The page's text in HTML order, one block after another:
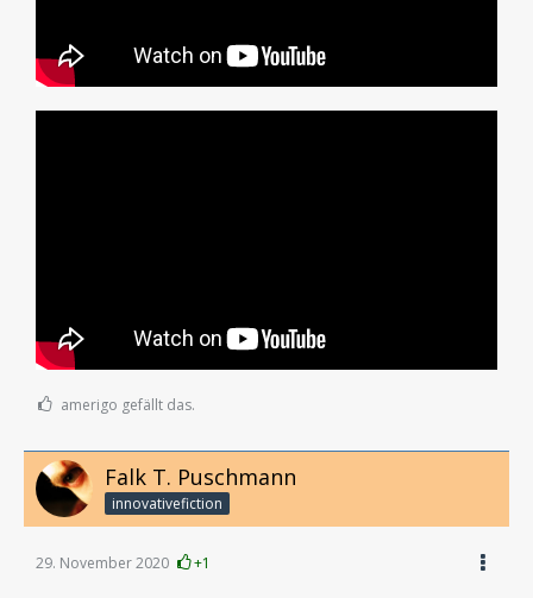
amerigo gefällt das.
Falk T. Puschmann
innovativefiction
29. November 2020 +1